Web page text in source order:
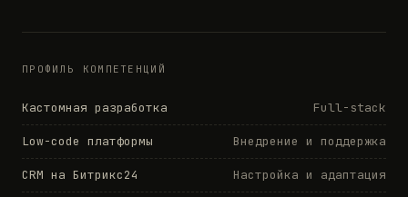
ПРОФИЛЬ КОМПЕТЕНЦИЙ
Кастомная разработка Full-stack
Low-code платформы Внедрение и поддержка
CRM на Битрикс24 Настройка и адаптация